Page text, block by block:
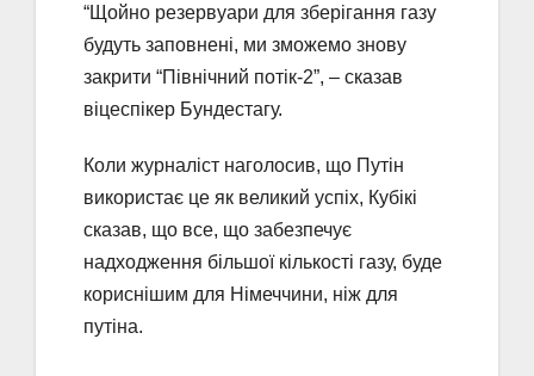
“Щойно резервуари для зберігання газу
будуть заповнені, ми зможемо знову
закрити “Північний потік-2”, – сказав
віцеспікер Бундестагу.
Коли журналіст наголосив, що Путін
використає це як великий успіх, Кубікі
сказав, що все, що забезпечує
надходження більшої кількості газу, буде
кориснішим для Німеччини, ніж для
путіна.